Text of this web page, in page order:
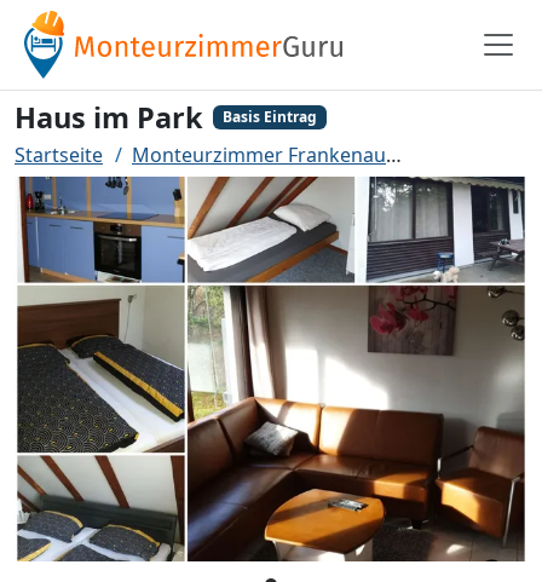
Haus im Park Basis Eintrag
Startseite Monteurzimmer Frankenau